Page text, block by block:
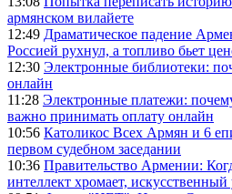
армянском вилайете
12:49 Драматическое падение
Россией рухнул, а топливо бьет
12:30 Электронные библиотеки:
онлайн
11:28 Электронные платежи:
важно принимать оплату онлайн
10:56 Католикос Всех Армян и 6
первом судебном заседании
10:36 Правительство Армении:
интеллект хромает,